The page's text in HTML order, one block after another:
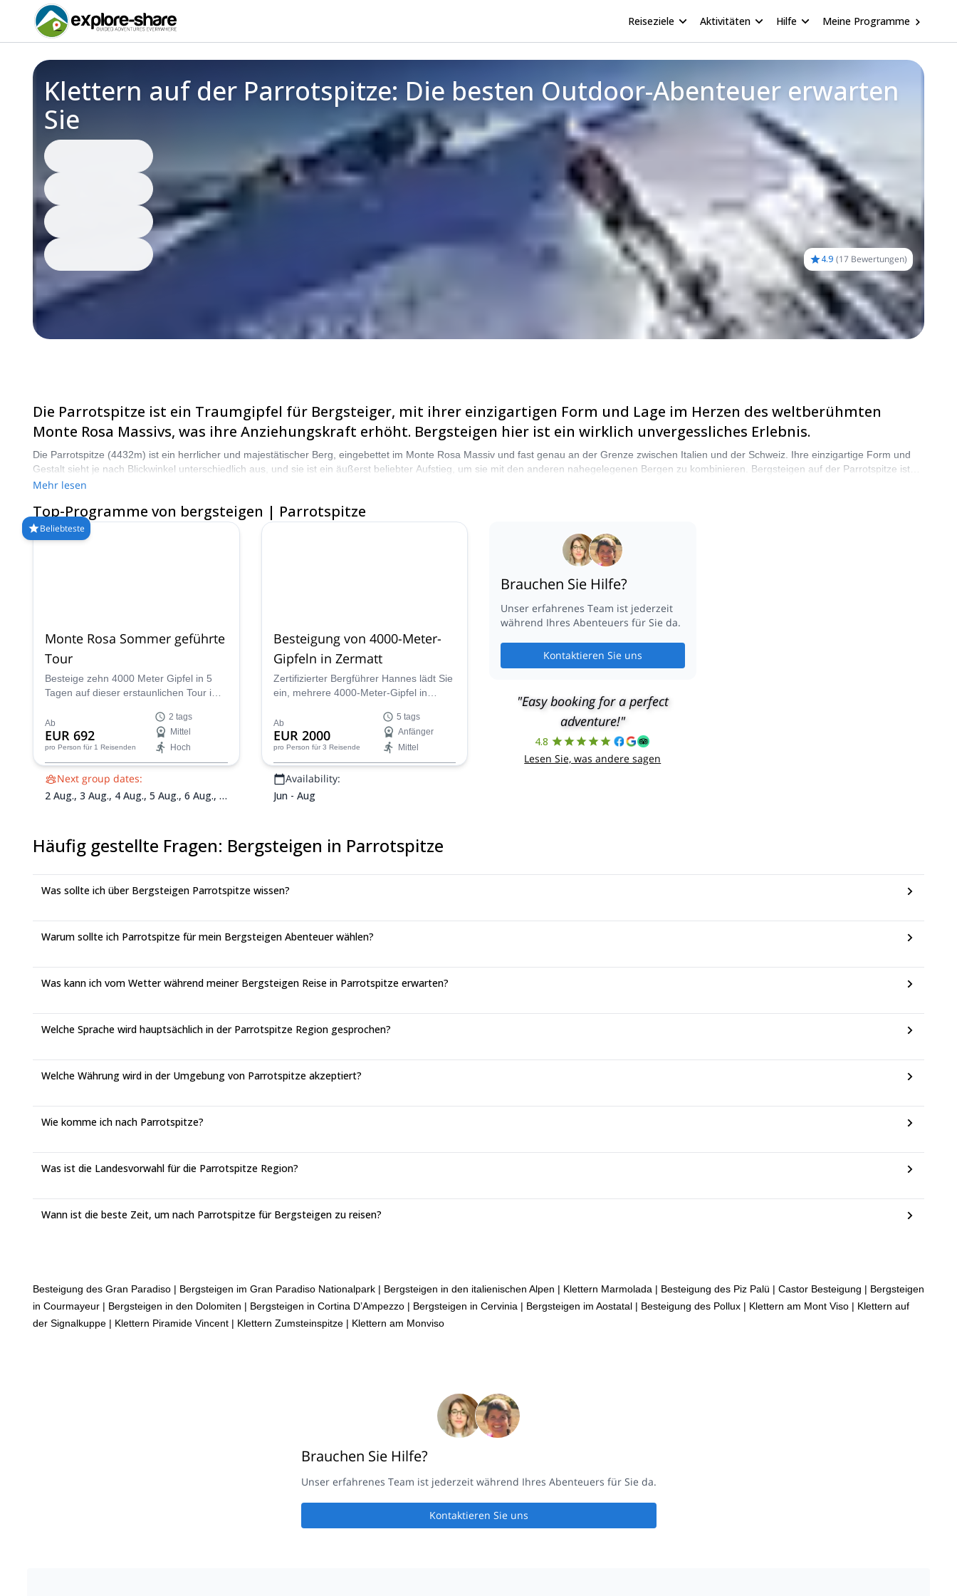
Reiseziele Aktivitäten Hilfe Meine Programme
Klettern auf der Parrotspitze: Die besten Outdoor-Abenteuer erwarten
Sie
4.9 (17 Bewertungen)
Die Parrotspitze ist ein Traumgipfel für Bergsteiger, mit ihrer einzigartigen Form und Lage im Herzen des weltberühmten
Monte Rosa Massivs, was ihre Anziehungskraft erhöht. Bergsteigen hier ist ein wirklich unvergessliches Erlebnis.
Die Parrotspitze (4432m) ist ein herrlicher und majestätischer Berg, eingebettet im Monte Rosa Massiv und fast genau an der Grenze zwischen Italien und der Schweiz. Ihre einzigartige Form und
Gestalt sieht je nach Blickwinkel unterschiedlich aus, und sie ist ein äußerst beliebter Aufstieg, um sie mit den anderen nahegelegenen Bergen zu kombinieren. Bergsteigen auf der Parrotspitze ist
für Kletterer in diesem Teil Europas fast unerlässlich, mit ihren angenehmen und lohnenden Routen, die Kletterer aller Fähigkeitsstufen ansprechen. Wählen Sie aus unserer Auswahl an
Mehr lesen
Top-Programme von bergsteigen | Parrotspitze
Beliebteste
Monte Rosa Sommer geführte
Tour
Besteige zehn 4000 Meter Gipfel in 5
Tagen auf dieser erstaunlichen Tour im
einem IFMGA-zertifizierten Bergführer.
Ab
EUR 692
pro Person für 1 Reisenden
2 tags
Mittel
Hoch
Next group dates:
2 Aug., 3 Aug., 4 Aug., 5 Aug., 6 Aug., 7
Aug.,19 Aug., 20 Aug., 21 Aug.,
Aug., 23 Aug.,25 Aug.,26 Aug.,27
6 Sept.,7 Sept.,8 Sept.,9 Sept.,10
Besteigung von 4000-Meter-
Gipfeln in Zermatt
Zertifizierter Bergführer Hannes lädt Sie
ein, mehrere 4000-Meter-Gipfel in
Zumsteinspitze, Castor, Breithorn und
andere!
Ab
EUR 2000
pro Person für 3 Reisende
5 tags
Anfänger
Mittel
Availability:
Jun - Aug
Brauchen Sie Hilfe?
Unser erfahrenes Team ist jederzeit
während Ihres Abenteuers für Sie da.
Kontaktieren Sie uns
"Easy booking for a perfect
adventure!"
4.8
Lesen Sie, was andere sagen
Häufig gestellte Fragen: Bergsteigen in Parrotspitze
Was sollte ich über Bergsteigen Parrotspitze wissen?
Warum sollte ich Parrotspitze für mein Bergsteigen Abenteuer wählen?
Was kann ich vom Wetter während meiner Bergsteigen Reise in Parrotspitze erwarten?
Welche Sprache wird hauptsächlich in der Parrotspitze Region gesprochen?
Welche Währung wird in der Umgebung von Parrotspitze akzeptiert?
Wie komme ich nach Parrotspitze?
Was ist die Landesvorwahl für die Parrotspitze Region?
Wann ist die beste Zeit, um nach Parrotspitze für Bergsteigen zu reisen?
Besteigung des Gran Paradiso | Bergsteigen im Gran Paradiso Nationalpark | Bergsteigen in den italienischen Alpen | Klettern Marmolada | Besteigung des Piz Palü | Castor Besteigung | Bergsteigen
in Courmayeur | Bergsteigen in den Dolomiten | Bergsteigen in Cortina D’Ampezzo | Bergsteigen in Cervinia | Bergsteigen im Aostatal | Besteigung des Pollux | Klettern am Mont Viso | Klettern auf
der Signalkuppe | Klettern Piramide Vincent | Klettern Zumsteinspitze | Klettern am Monviso
Brauchen Sie Hilfe?
Unser erfahrenes Team ist jederzeit während Ihres Abenteuers für Sie da.
Kontaktieren Sie uns